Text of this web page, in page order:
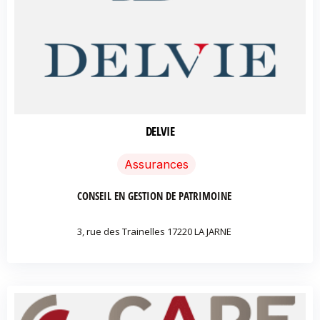
DELVIE
Assurances
CONSEIL EN GESTION DE PATRIMOINE
3, rue des Trainelles 17220 LA JARNE